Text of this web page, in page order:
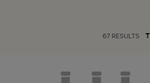
67 RESULTS